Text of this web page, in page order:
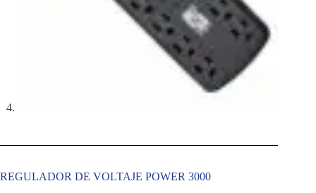
REGULADOR DE VOLTAJE POWER 3000